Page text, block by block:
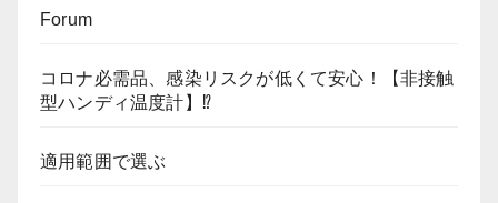
Forum
コロナ必需品、感染リスクが低くて安心！【非接触
型ハンディ温度計】⁉
適用範囲で選ぶ